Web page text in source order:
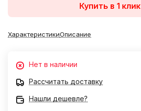
Купить в 1 клик
ХарактеристикиОписание
Нет в наличии
Рассчитать доставку
Нашли дешевле?